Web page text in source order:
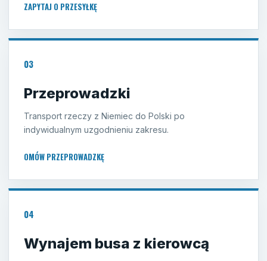
ZAPYTAJ O PRZESYŁKĘ
03
Przeprowadzki
Transport rzeczy z Niemiec do Polski po
indywidualnym uzgodnieniu zakresu.
OMÓW PRZEPROWADZKĘ
04
Wynajem busa z kierowcą